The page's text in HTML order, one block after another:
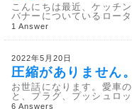
こんにちは最近、ケッチ
バナーについているロー
1 Answer
2022年5月20日
圧縮がありません。
お世話になります。愛車
と、プラグ、プッシュロ
6 Answers